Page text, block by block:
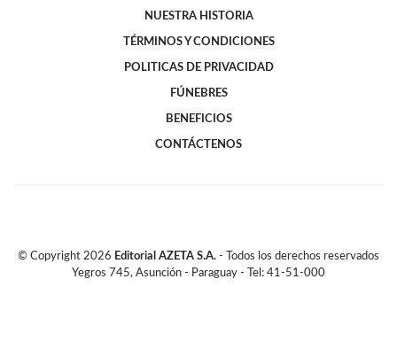
NUESTRA HISTORIA
TÉRMINOS Y CONDICIONES
POLITICAS DE PRIVACIDAD
FÚNEBRES
BENEFICIOS
CONTÁCTENOS
© Copyright 2026 Editorial AZETA S.A. - Todos los derechos reservados
Yegros 745, Asunción - Paraguay - Tel: 41-51-000